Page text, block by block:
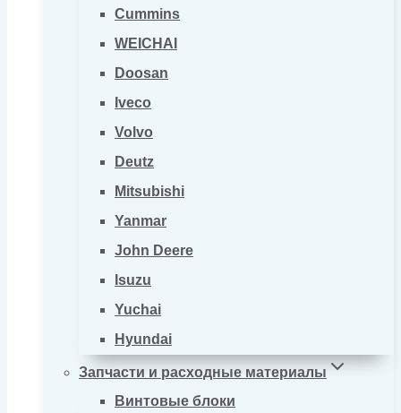
Cummins
WEICHAI
Doosan
Iveco
Volvo
Deutz
Mitsubishi
Yanmar
John Deere
Isuzu
Yuchai
Hyundai
Запчасти и расходные материалы
Винтовые блоки